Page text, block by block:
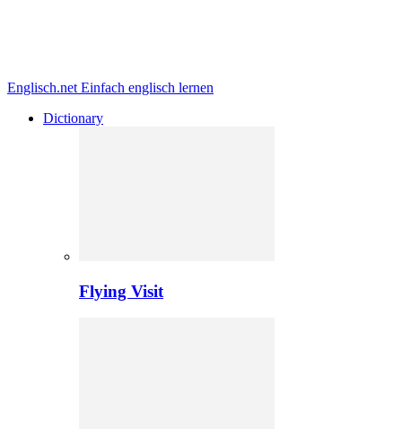
Englisch.net Einfach englisch lernen
Dictionary
Flying Visit